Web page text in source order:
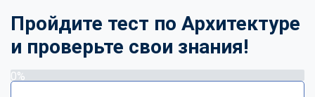
Пройдите тест по Архитектуре
и проверьте свои знания!
0%